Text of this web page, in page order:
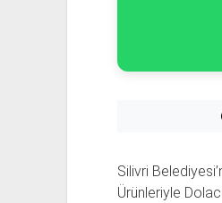
Silivri
Ürünleriyle